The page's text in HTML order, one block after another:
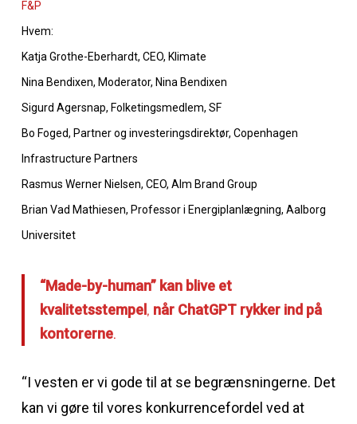
F&P
Hvem:
Katja Grothe-Eberhardt, CEO, Klimate
Nina Bendixen, Moderator, Nina Bendixen
Sigurd Agersnap, Folketingsmedlem, SF
Bo Foged, Partner og investeringsdirektør, Copenhagen
Infrastructure Partners
Rasmus Werner Nielsen, CEO, Alm Brand Group
Brian Vad Mathiesen, Professor i Energiplanlægning, Aalborg
Universitet
“Made-by-human” kan blive et
kvalitetsstempel , når ChatGPT rykker ind på
kontorerne.
“I vesten er vi gode til at se begrænsningerne. Det
kan vi gøre til vores konkurrencefordel ved at